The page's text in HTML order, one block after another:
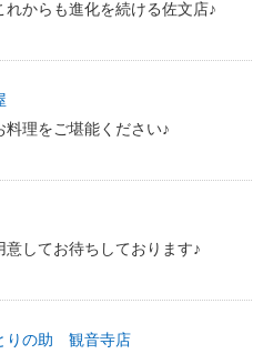
れからも進化を続ける佐文店♪
料理をご堪能ください♪
意してお待ちしております♪
りの助 観音寺店